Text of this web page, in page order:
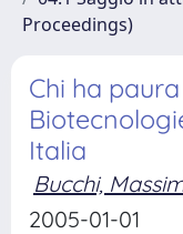
Proceedings)
Chi ha
Italia
Bucchi,
2005-01-01